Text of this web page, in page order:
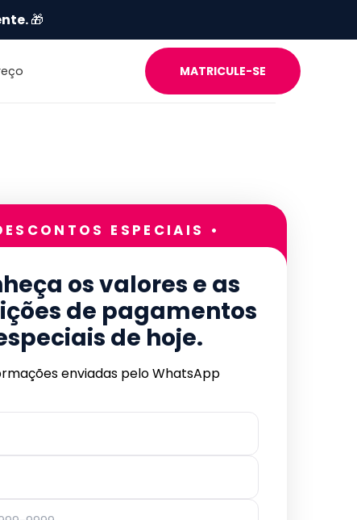
🎁
MATRICULE-SE
ESPECIAIS •
os valores e as
de pagamentos
de hoje.
enviadas pelo WhatsApp